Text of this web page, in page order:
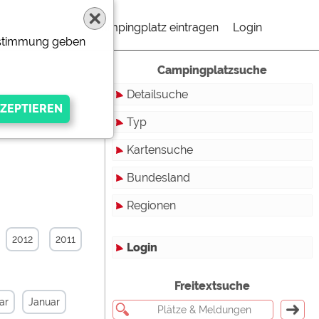
Campingplatz eintragen Login
2012 2011
Januar
Campingplatzsuche
Detailsuche
Typ
Touristikstellplätze
Dauerstellplätze
Reisemobilstellplätze
Bungalows
Kartensuche
Bundesland
Baden-Württemberg
Brandenburg
Regionen
Login
Freitextsuche
geben
Anbieters